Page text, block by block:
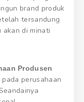
brand produk
tersandung
akan di minati
Produsen
perusahaan